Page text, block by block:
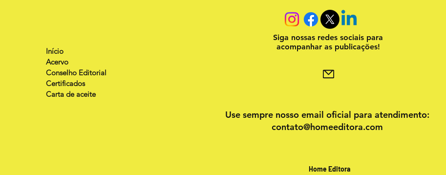
Início
Acervo
Conselho Editorial
Certificados
Carta de aceite
Siga nossas redes sociais para
acompanhar as publicações!
Use sempre nosso email oficial para atendimento:
contato@homeeditora.com
Home Editora